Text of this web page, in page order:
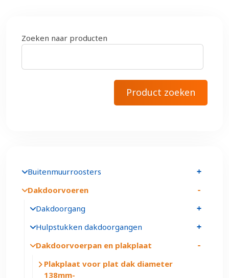
Zoeken naar producten
Buitenmuurroosters
Dakdoorvoeren
Dakdoorgang
Hulpstukken dakdoorgangen
Dakdoorvoerpan en plakplaat
Plakplaat voor plat dak diameter
138mm